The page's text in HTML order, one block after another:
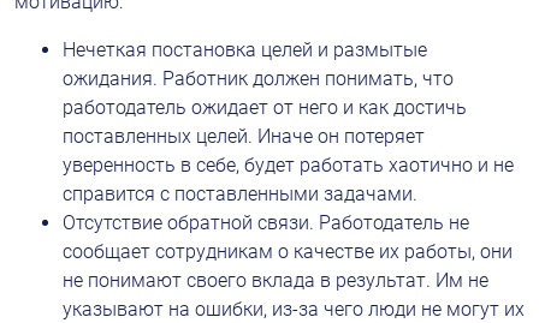
Нечеткая постановка целей и размытые
ожидания. Работник должен понимать, что
работодатель ожидает от него и как достичь
поставленных целей. Иначе он потеряет
уверенность в себе, будет работать хаотично и не
справится с поставленными задачами.
Отсутствие обратной связи. Работодатель не
сообщает сотрудникам о качестве их работы, они
не понимают своего вклада в результат. Им не
указывают на ошибки, из-за чего люди не могут их